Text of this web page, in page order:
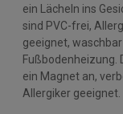
ein Lächeln ins
sind PVC-frei,
geeignet,
ein Magnet an,
Allergiker geeignet.